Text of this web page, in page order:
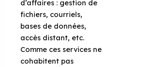
d’affaires : gestion de
fichiers, courriels,
bases de données,
accès distant, etc.
Comme ces services ne
cohabitent pas